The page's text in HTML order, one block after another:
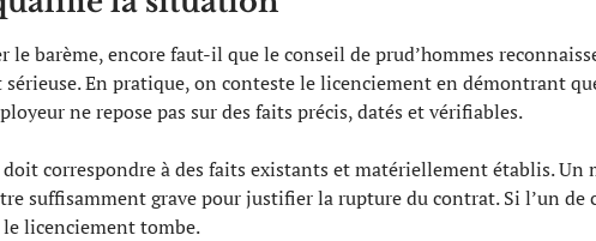
le barème, encore faut-il que le conseil de prud’hommes
sérieuse. En pratique, on conteste le licenciement en démontrant
ne repose pas sur des faits précis, datés et vérifiables.
correspondre à des faits existants et matériellement établis. Un
suffisamment grave pour justifier la rupture du contrat. Si l’un de
licenciement tombe.